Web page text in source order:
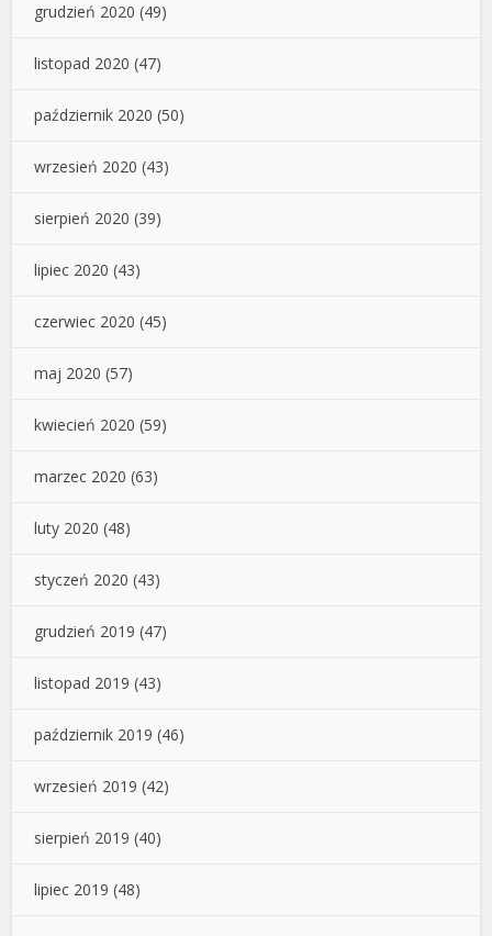
grudzień 2020 (49)
listopad 2020 (47)
październik 2020 (50)
wrzesień 2020 (43)
sierpień 2020 (39)
lipiec 2020 (43)
czerwiec 2020 (45)
maj 2020 (57)
kwiecień 2020 (59)
marzec 2020 (63)
luty 2020 (48)
styczeń 2020 (43)
grudzień 2019 (47)
listopad 2019 (43)
październik 2019 (46)
wrzesień 2019 (42)
sierpień 2019 (40)
lipiec 2019 (48)